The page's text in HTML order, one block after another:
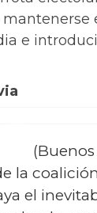
e
la
el